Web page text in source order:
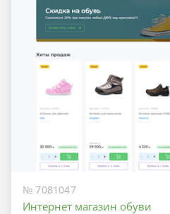
№ 7081047
Интернет магазин обуви